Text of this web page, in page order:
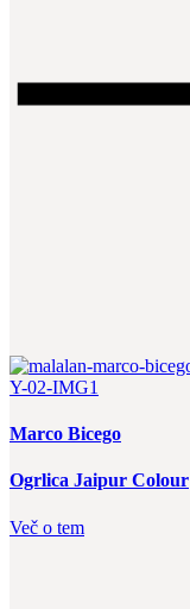
Marco Bicego
Ogrlica Jaipur Colour
Več o tem